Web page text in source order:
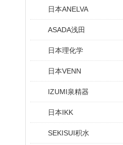
日本ANELVA
ASADA浅田
日本理化学
日本VENN
IZUMI泉精器
日本IKK
SEKISUI积水